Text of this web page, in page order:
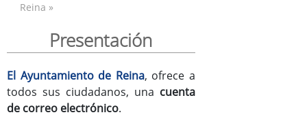
Alta de Nueva Cuenta
@Webmail
Condiciones de uso
Reina »
Presentación
El Ayuntamiento de Reina, ofrece a
todos sus ciudadanos, una cuenta
de correo electrónico.